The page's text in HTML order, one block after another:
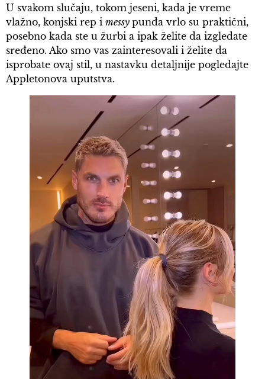
U svakom slučaju, tokom jeseni, kada je vreme
vlažno, konjski rep i messy punđa vrlo su praktični,
posebno kada ste u žurbi a ipak želite da izgledate
sređeno. Ako smo vas zainteresovali i želite da
isprobate ovaj stil, u nastavku detaljnije pogledajte
Appletonova uputstva.